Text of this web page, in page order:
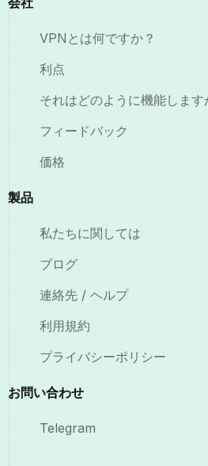
VPNとは何ですか？
利点
それはどのように機能します
フィードバック
価格
製品
私たちに関しては
ブログ
連絡先 / ヘルプ
利用規約
プライバシーポリシー
お問い合わせ
Telegram